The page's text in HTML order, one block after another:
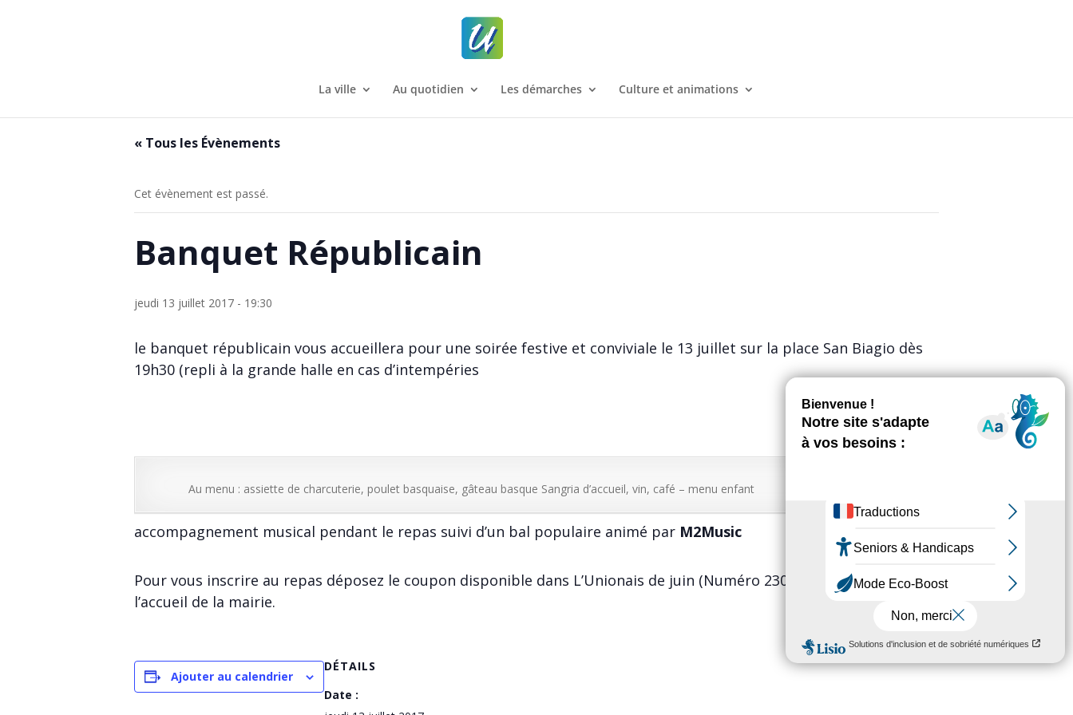
La ville Au quotidien Les démarches Culture et animations
« Tous les Évènements
Cet évènement est passé.
Banquet Républicain
jeudi 13 juillet 2017 - 19:30
le banquet républicain vous accueillera pour une soirée festive et conviviale le 13 juillet sur la place San Biagio dès
19h30 (repli à la grande halle en cas d’intempéries
Au menu : assiette de charcuterie, poulet basquaise, gâteau basque Sangria d’accueil, vin, café – menu enfant
accompagnement musical pendant le repas suivi d’un bal populaire animé par M2Music
Pour vous inscrire au repas déposez le coupon disponible dans L’Unionais de juin (Numéro 230) dans l’urne à
l’accueil de la mairie.
Ajouter au calendrier
DÉTAILS
Date :